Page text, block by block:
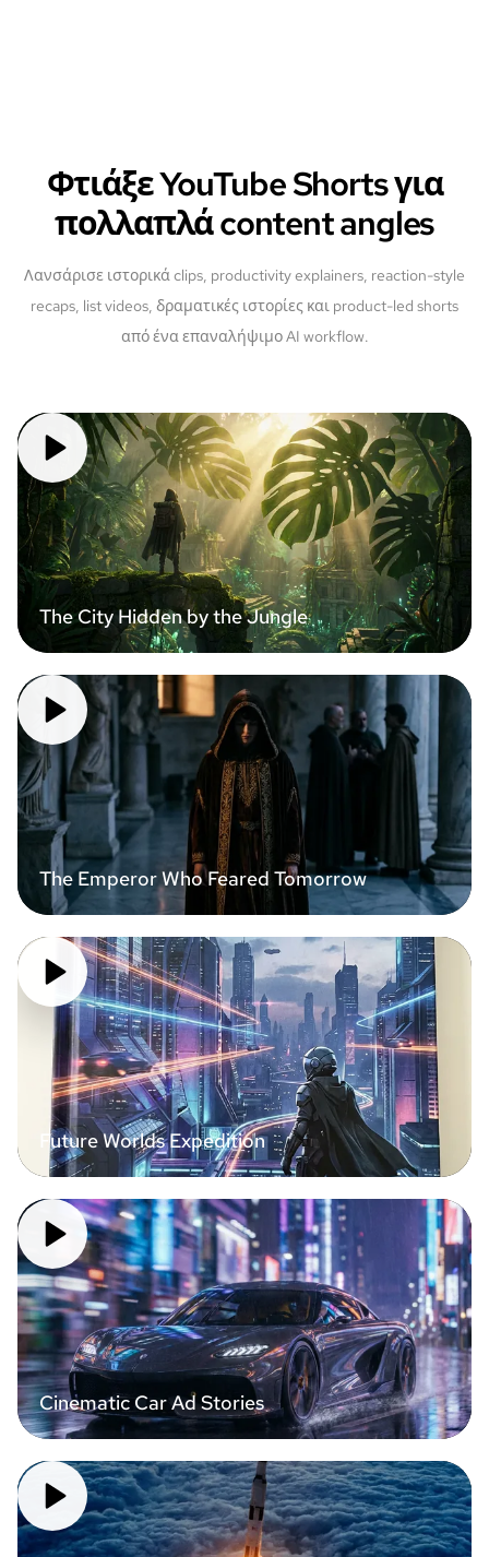
Φτιάξε YouTube Shorts για
πολλαπλά content angles
Λανσάρισε ιστορικά clips, productivity explainers, reaction-style
recaps, list videos, δραματικές ιστορίες και product-led shorts
από ένα επαναλήψιμο AI workflow.
The City Hidden by the Jungle
The Emperor Who Feared Tomorrow
Future Worlds Expedition
Cinematic Car Ad Stories